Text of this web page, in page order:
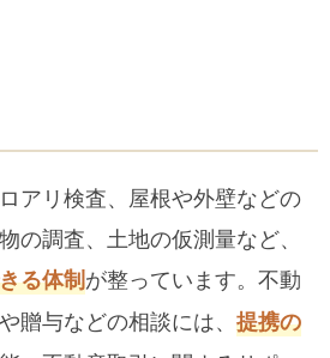
アリ検査、屋根や外壁などの
の調査、土地の仮測量など、
る体制が整っています。不動
贈与などの相談には、 提携の